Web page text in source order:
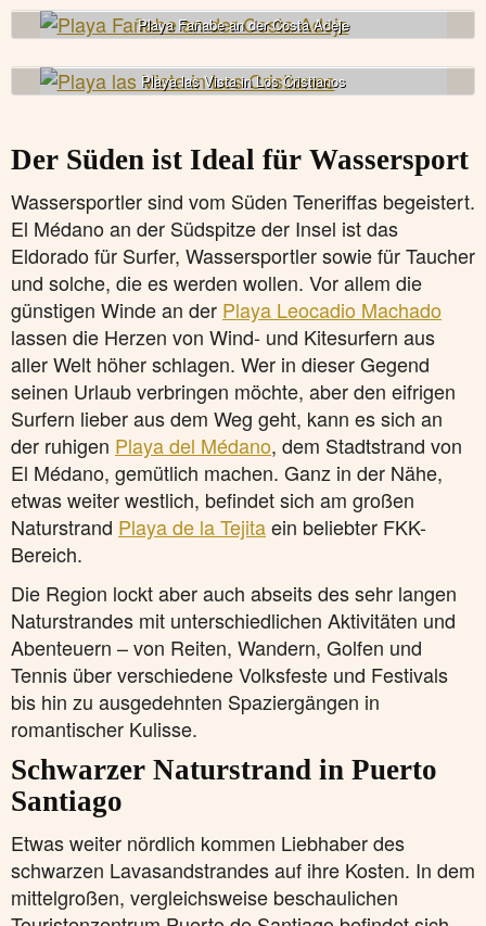
Playa Fañabe an der Costa Adeje
Playa las Vista in Los Cristianos
Der Süden ist Ideal für Wassersport
Wassersportler sind vom Süden Teneriffas begeistert.
El Médano an der Südspitze der Insel ist das
Eldorado für Surfer, Wassersportler sowie für Taucher
und solche, die es werden wollen. Vor allem die
günstigen Winde an der Playa Leocadio Machado
lassen die Herzen von Wind- und Kitesurfern aus
aller Welt höher schlagen. Wer in dieser Gegend
seinen Urlaub verbringen möchte, aber den eifrigen
Surfern lieber aus dem Weg geht, kann es sich an
der ruhigen Playa del Médano, dem Stadtstrand von
El Médano, gemütlich machen. Ganz in der Nähe,
etwas weiter westlich, befindet sich am großen
Naturstrand Playa de la Tejitaein beliebter FKK-
Bereich.
Die Region lockt aber auch abseits des sehr langen
Naturstrandes mit unterschiedlichen Aktivitäten und
Abenteuern – von Reiten, Wandern, Golfen und
Tennis über verschiedene Volksfeste und Festivals
bis hin zu ausgedehnten Spaziergängen in
romantischer Kulisse.
Schwarzer Naturstrand in Puerto
Santiago
Etwas weiter nördlich kommen Liebhaber des
schwarzen Lavasandstrandes auf ihre Kosten. In dem
mittelgroßen, vergleichsweise beschaulichen